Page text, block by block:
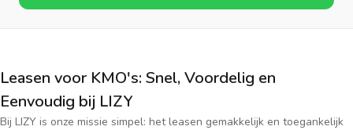
Leasen voor KMO's: Snel, Voordelig en
Eenvoudig bij LIZY
Bij LIZY is onze missie simpel: het leasen gemakkelijk en toegankelijk